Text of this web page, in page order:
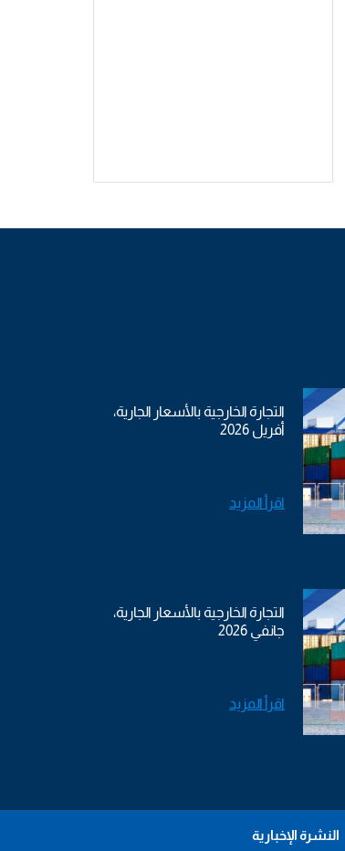
التجارة الخارجية بالأسعار الجارية،
أفريل 2026
اقرأ المزيد
التجارة الخارجية بالأسعار الجارية،
جانفي 2026
اقرأ المزيد
النشرة الإخبارية